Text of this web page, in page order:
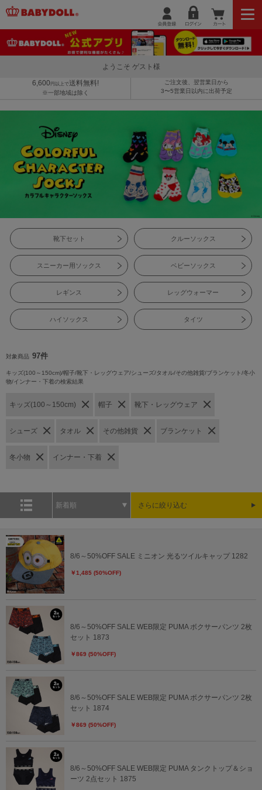
ようこそ ゲスト様
6,600 円以上で送料無料!
※一部地域は除く
ご注文後、翌営業日から
3〜5営業日以内に出荷予定
靴下セット クルーソックス
スニーカー用ソックス ベビーソックス
レギンス レッグウォーマー
ハイソックス タイツ
対象商品 97件
キッズ(100～150cm)/帽子/靴下・レッグウェア/シューズ/タオル/その他雑貨/ブランケット/冬小
物/インナー・下着の検索結果
キッズ(100～150cm) 帽子 靴下・レッグウェア
シューズ タオル その他雑貨 ブランケット
冬小物 インナー・下着
新着順 さらに絞り込む
8/6～50%OFF SALE ミニオン 光るツイルキャップ 1282
￥1,485 (50%OFF)
8/6～50%OFF SALE WEB限定 PUMA ボクサーパンツ 2枚
セット 1873
￥869 (50%OFF)
8/6～50%OFF SALE WEB限定 PUMA ボクサーパンツ 2枚
セット 1874
￥869 (50%OFF)
8/6～50%OFF SALE WEB限定 PUMA タンクトップ＆ショ
ーツ 2点セット 1875